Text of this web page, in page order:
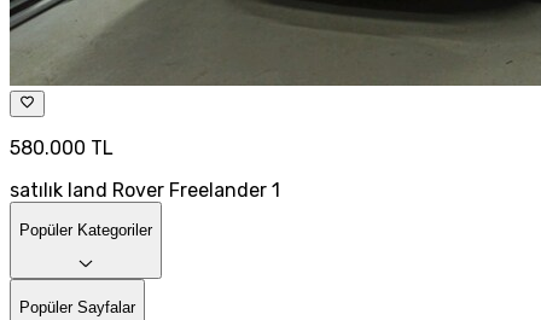
580.000 TL
satılık land Rover Freelander 1
Popüler Kategoriler
Popüler Sayfalar